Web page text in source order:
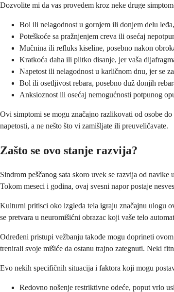
Dozvolite mi da vas provedem kroz neke druge
Bol ili nelagodnost u gornjem ili donjem delu
Poteškoće sa pražnjenjem creva ili osećaj
Mučnina ili refluks kiseline, posebno nakon
Kratkoća daha ili plitko disanje, jer vaša
Napetost ili nelagodnost u karličnom dnu, jer se
Bol ili osetljivost rebara, posebno duž donjih
Anksioznost ili osećaj nemogućnosti potpunog
Ovi simptomi se mogu značajno razlikovati od osobe
napetosti, a ne nešto što vi zamišljate ili preuveličavate.
Zašto se ovo stanje razvija?
Sindrom peščanog sata skoro uvek se razvija od
Tokom meseci i godina, ovaj svesni napor postaje
Kulturni pritisci oko izgleda tela igraju značajnu ulogu
se pretvara u neuromišićni obrazac koji vaše telo
Određeni pristupi vežbanju takođe mogu doprineti
trenirali svoje mišiće da ostanu trajno zategnuti. Neki
Evo nekih specifičnih situacija i faktora koji mogu
Redovno nošenje restriktivne odeće, poput vrlo